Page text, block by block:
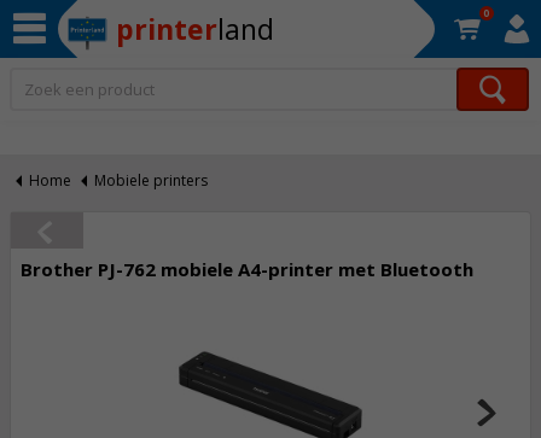
printerland 0
Home Mobiele printers
Brother PJ-762 mobiele A4-printer met Bluetooth